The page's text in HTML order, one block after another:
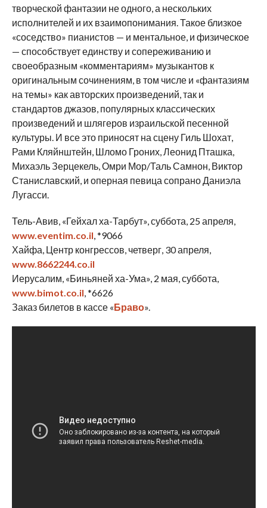
творческой фантазии не одного, а нескольких
исполнителей и их взаимопонимания. Такое близкое
«соседство» пианистов — и ментальное, и физическое
— способствует единству и сопереживанию и
своеобразным «комментариям» музыкантов к
оригинальным сочинениям, в том числе и «фантазиям
на темы» как авторских произведений, так и
стандартов джазов, популярных классических
произведений и шлягеров израильской песенной
культуры. И все это приносят на сцену Гиль Шохат,
Рами Кляйнштейн, Шломо Гроних, Леонид Пташка,
Михаэль Зерцекель, Омри Мор/Таль Самнон, Виктор
Станиславский, и оперная певица сопрано Даниэла
Лугасси.
Тель-Авив, «Гейхал ха-Тарбут», суббота, 25 апреля,
www.eventim.co.il, *9066
Хайфа, Центр конгрессов, четверг, 30 апреля,
www.8662244.co.il
Иерусалим, «Биньяней ха-Ума», 2 мая, суббота,
www.bimot.co.il, *6626
Заказ билетов в кассе «Браво».